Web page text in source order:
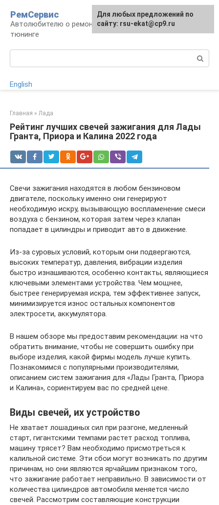
контенту
РемСервис
Автолюбителю о ремонте, обслуживании,
тюнинге
English
Главная » Лада
Рейтинг лучших свечей зажигания для Лады
Гранта, Приора и Калина 2022 года
Свечи зажигания находятся в любом бензиновом
двигателе, поскольку именно они генерируют
необходимую искру, вызывающую воспламенение смеси
воздуха с бензином, которая затем через клапан
попадает в цилиндры и приводит авто в движение.
Из-за суровых условий, которым они подвергаются,
высоких температур, давления, вибрации изделия
быстро изнашиваются, особенно контакты, являющиеся
ключевыми элементами устройства. Чем мощнее,
быстрее генерируемая искра, тем эффективнее запуск,
минимизируется износ остальных компонентов
электросети, аккумулятора.
В нашем обзоре мы предоставим рекомендации: на что
обратить внимание, чтобы не совершить ошибку при
выборе изделия, какой фирмы модель лучше купить.
Познакомимся с популярными производителями,
описанием систем зажигания для «Лады Гранта, Приора
и Калина», сориентируем вас по средней цене.
Виды свечей, их устройство
Не хватает лошадиных сил при разгоне, медленный
старт, гигантскими темпами растет расход топлива,
машину трясет? Вам необходимо присмотреться к
калильной системе. Эти сбои могут возникать по другим
причинам, но они являются ярчайшим признаком того,
что зажигание работает неправильно. В зависимости от
количества цилиндров автомобиля меняется число
свечей. Рассмотрим составляющие конструкции
Для любых предложений по
сайту: rsu-ekat@cp9.ru